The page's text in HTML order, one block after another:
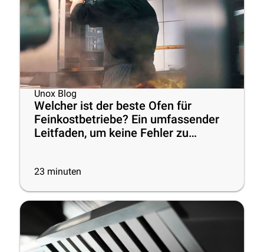
Unox Blog
Welcher ist der beste Ofen für
Feinkostbetriebe? Ein umfassender
Leitfaden, um keine Fehler zu
23 minuten